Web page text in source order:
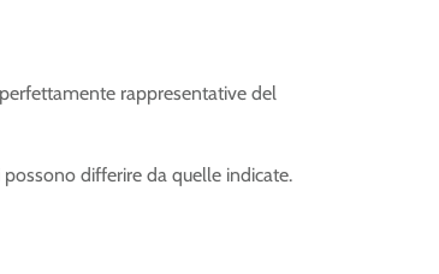
rappresentative del
differire da quelle indicate.